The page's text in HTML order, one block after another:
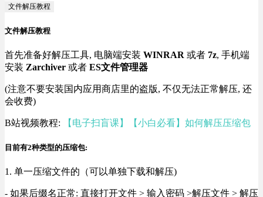
文件解压教程
文件解压教程
首先准备好解压工具, 电脑端安装 WINRAR 或者 7z, 手机端
安装 Zarchiver 或者 ES文件管理器
(注意不要安装国内应用商店里的盗版, 不仅无法正常解压, 还
会收费)
B站视频教程: 【电子扫盲课】【小白必看】如何解压压缩包
目前有2种类型的压缩包:
1. 单一压缩文件的（可以单独下载和解压)
- 如果后缀名正常: 直接打开文件 > 输入密码 >解压文件 > 解压